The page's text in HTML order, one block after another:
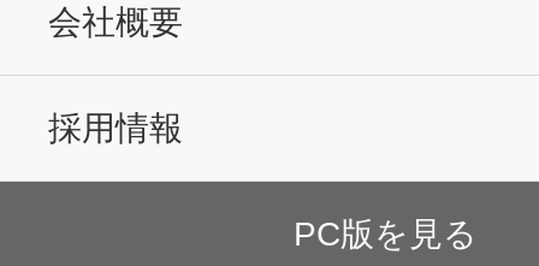
会社概要
採用情報
PC版を見る